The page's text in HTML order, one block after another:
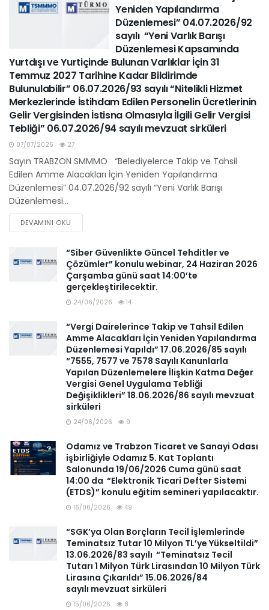
Yeniden Yapılandırma
Düzenlemesi” 04.07.2026/92
sayılı “Yeni Varlık Barışı
Düzenlemesi Kapsamında
Yurtdışı ve Yurtiçinde Bulunan Varlıklar İçin 31
Temmuz 2027 Tarihine Kadar Bildirimde
Bulunulabilir” 06.07.2026/93 sayılı “Nitelikli Hizmet
Merkezlerinde İstihdam Edilen Personelin Ücretlerinin
Gelir Vergisinden İstisna Olmasıyla İlgili Gelir Vergisi
Tebliği” 06.07.2026/94 sayılı mevzuat sirküleri
07/07/2026 27
Sayın TRABZON SMMMO “Belediyelerce Takip ve Tahsil
Edilen Amme Alacakları İçin Yeniden Yapılandırma
Düzenlemesi” 04.07.2026/92 sayılı “Yeni Varlık Barışı
Düzenlemesi...
DEVAMINI OKU
“Siber Güvenlikte Güncel Tehditler ve
Çözümler” konulu webinar, 24 Haziran 2026
Çarşamba günü saat 14:00’te
gerçekleştirilecektir.
24/06/2026 14
“Vergi Dairelerince Takip ve Tahsil Edilen
Amme Alacakları İçin Yeniden Yapılandırma
Düzenlemesi Yapıldı” 17.06.2026/85 sayılı
“7555, 7577 ve 7578 Sayılı Kanunlarla
Yapılan Düzenlemelere İlişkin Katma Değer
Vergisi Genel Uygulama Tebliği
Değişiklikleri” 18.06.2026/86 sayılı mevzuat
sirküleri
24/06/2026 9
Odamız ve Trabzon Ticaret ve Sanayi Odası
işbirliğiyle Odamız 5. Kat Toplantı
Salonunda 19/06/2026 Cuma günü saat
14:00 da “Elektronik Ticari Defter Sistemi
(ETDS)” konulu eğitim semineri yapılacaktır.
16/06/2026 49
“SGK’ya Olan Borçların Tecil İşlemlerinde
Teminatsız Tutar 10 Milyon TL’ye Yükseltildi”
13.06.2026/83 sayılı “Teminatsız Tecil
Tutarı 1 Milyon Türk Lirasından 10 Milyon Türk
Lirasına Çıkarıldı” 15.06.2026/84
sayılı mevzuat sirküleri
15/06/2026 8